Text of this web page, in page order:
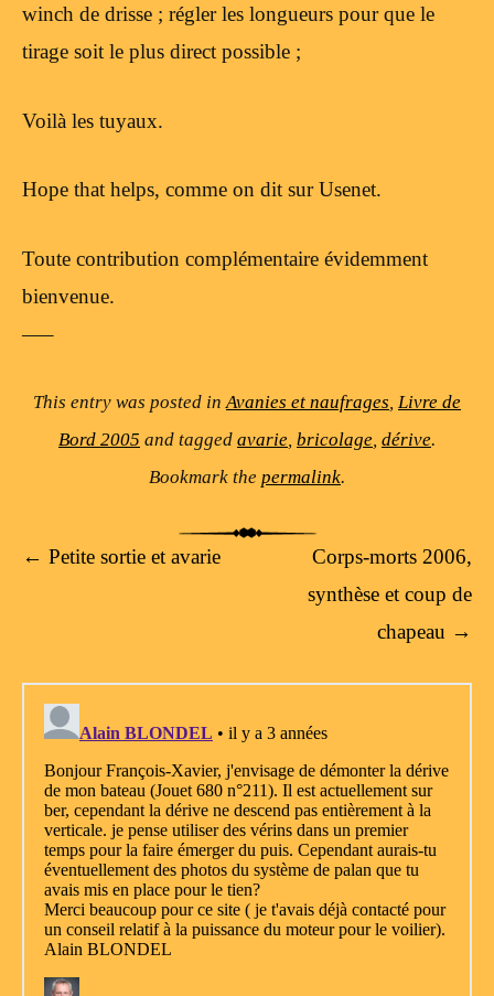
winch de drisse ; régler les longueurs pour que le
tirage soit le plus direct possible ;
Voilà les tuyaux.
Hope that helps, comme on dit sur Usenet.
Toute contribution complémentaire évidemment
bienvenue.
—–
This entry was posted inAvanies et naufrages, Livre de
Bord 2005 and tagged avarie, bricolage, dérive.
Bookmark the permalink.
Post navigation
← Petite sortie et avarie
Corps-morts 2006,
synthèse et coup de
chapeau →